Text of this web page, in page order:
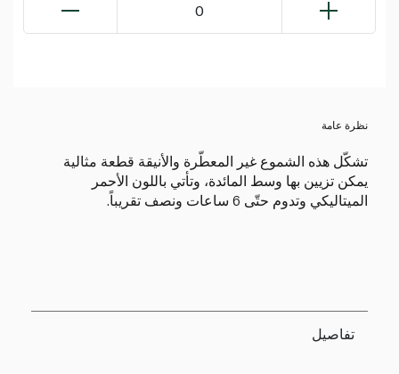
0
نظرة عامة
تشكّل هذه الشموع غير المعطّرة والأنيقة قطعة مثالية
يمكن تزيين بها وسط المائدة، وتأتي باللون الأحمر
الميتاليكي وتدوم حتّى 6 ساعات ونصف تقريباً.
تفاصيل